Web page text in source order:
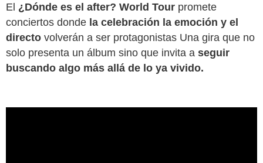
El ¿Dónde es el after? World Tour promete
conciertos donde la celebración la emoción y el
directo volverán a ser protagonistas Una gira que no
solo presenta un álbum sino que invita a seguir
buscando algo más allá de lo ya vivido.